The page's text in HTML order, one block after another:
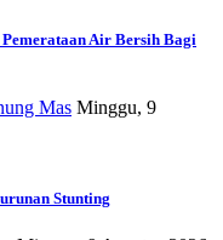
Air Bersih Bagi
Mas Minggu, 9
Stunting